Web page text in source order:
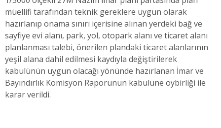
müellifi tarafından teknik gereklere uygun olarak
hazırlanıp onama sınırı içerisine alınan yerdeki bağ ve
sayfiye evi alanı, park, yol, otopark alanı ve ticaret alanı
planlanması talebi, önerilen plandaki ticaret alanlarının
yeşil alana dahil edilmesi kaydıyla değiştirilerek
kabulünün uygun olacağı yönünde hazırlanan İmar ve
Bayındırlık Komisyon Raporunun kabulüne oybirliği ile
karar verildi.